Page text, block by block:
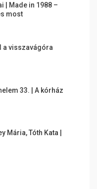
| Made in 1988 –
most
a visszavágóra
33. | A kórház
Mária, Tóth Kata |